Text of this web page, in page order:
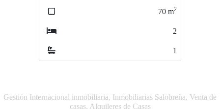
200m2
3
0
Gestión Internacional inmobiliaria, Inmobiliarias Salobreña, Venta de
casas, Alquileres de Casas